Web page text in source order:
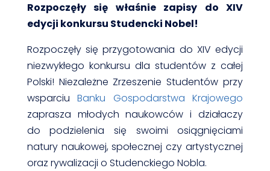
Rozpoczęły się właśnie zapisy do XIV
edycji konkursu Studencki Nobel!
Rozpoczęły się przygotowania do XIV edycji
niezwykłego konkursu dla studentów z całej
Polski! Niezależne Zrzeszenie Studentów przy
wsparciuBanku Gospodarstwa Krajowego
zaprasza młodych naukowców i działaczy
do podzielenia się swoimi osiągnięciami
natury naukowej, społecznej czy artystycznej
oraz rywalizacji o Studenckiego Nobla.